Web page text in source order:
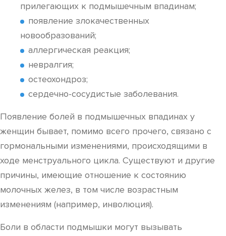
прилегающих к подмышечным впадинам;
появление злокачественных
новообразований;
аллергическая реакция;
невралгия;
остеохондроз;
сердечно-сосудистые заболевания.
Появление болей в подмышечных впадинах у
женщин бывает, помимо всего прочего, связано с
гормональными изменениями, происходящими в
ходе менструального цикла. Существуют и другие
причины, имеющие отношение к состоянию
молочных желез, в том числе возрастным
изменениям (например, инволюция).
Боли в области подмышки могут вызывать